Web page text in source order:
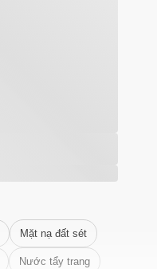
Mặt nạ đất sét
Nước tẩy trang